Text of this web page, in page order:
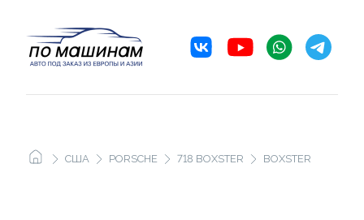
США PORSCHE 718 BOXSTER BOXSTER